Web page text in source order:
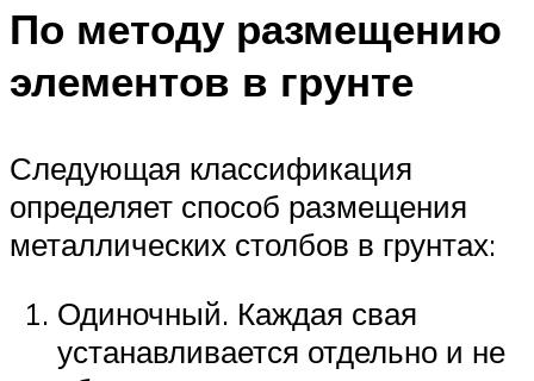
По методу размещению
элементов в грунте
Следующая классификация
определяет способ размещения
металлических столбов в грунтах:
Одиночный. Каждая свая
устанавливается отдельно и не